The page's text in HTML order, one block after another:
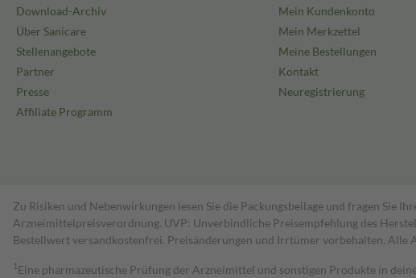
Download-Archiv
Über Sanicare
Stellenangebote
Partner
Presse
Affiliate Programm
Mein Kundenkonto
Mein Merkzettel
Meine Bestellungen
Kontakt
Neuregistrierung
Zu Risiken und Nebenwirkungen lesen Sie die Packungsbeilage und fragen
Arzneimittelpreisverordnung. UVP: Unverbindliche Preisempfehlung des
Bestell­wert versand­kosten­frei. Preisänderungen und Irrtümer vorbehalten. Alle
1 Eine pharmazeutische Prüfung der Arzneimittel und sonstigen Produkte in